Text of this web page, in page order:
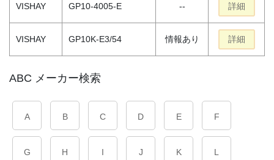
VISHAY GP10-4005-E -- 詳細
VISHAY GP10K-E3/54 情報あり 詳細
ABC メーカー検索
A B C D E F
G H I J K L